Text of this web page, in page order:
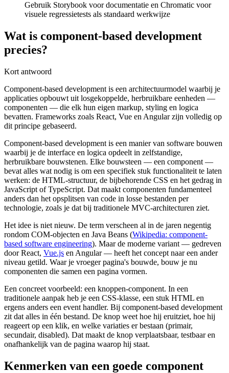
Gebruik Storybook voor documentatie en Chromatic voor
visuele regressietests als standaard werkwijze
Wat is component-based development
precies?
Kort antwoord
Component-based development is een architectuurmodel waarbij je
applicaties opbouwt uit losgekoppelde, herbruikbare eenheden —
componenten — die elk hun eigen markup, styling en logica
bevatten. Frameworks zoals React, Vue en Angular zijn volledig op
dit principe gebaseerd.
Component-based development is een manier van software bouwen
waarbij je de interface en logica opdeelt in zelfstandige,
herbruikbare bouwstenen. Elke bouwsteen — een component —
bevat alles wat nodig is om een specifiek stuk functionaliteit te laten
werken: de HTML-structuur, de bijbehorende CSS en het gedrag in
JavaScript of TypeScript. Dat maakt componenten fundamenteel
anders dan het opsplitsen van code in losse bestanden per
technologie, zoals je dat bij traditionele MVC-architecturen ziet.
Het idee is niet nieuw. De term verscheen al in de jaren negentig
rondom COM-objecten en Java Beans (Wikipedia: component-
based software engineering). Maar de moderne variant — gedreven
door React, Vue.js en Angular — heeft het concept naar een ander
niveau getild. Waar je vroeger pagina's bouwde, bouw je nu
componenten die samen een pagina vormen.
Een concreet voorbeeld: een knoppen-component. In een
traditionele aanpak heb je een CSS-klasse, een stuk HTML en
ergens anders een event handler. Bij component-based development
zit dat alles in één bestand. De knop weet hoe hij eruitziet, hoe hij
reageert op een klik, en welke variaties er bestaan (primair,
secundair, disabled). Dat maakt de knop verplaatsbaar, testbaar en
onafhankelijk van de pagina waarop hij staat.
Kenmerken van een goede component